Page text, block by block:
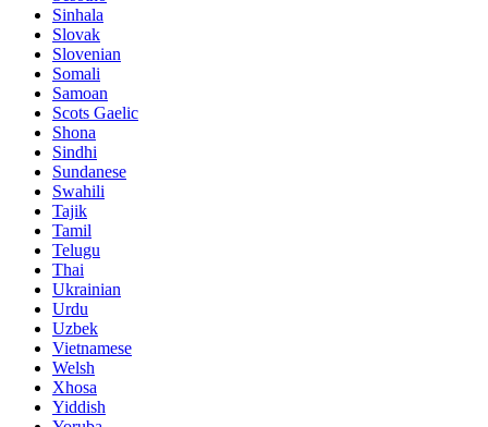
Sinhala
Slovak
Slovenian
Somali
Samoan
Scots Gaelic
Shona
Sindhi
Sundanese
Swahili
Tajik
Tamil
Telugu
Thai
Ukrainian
Urdu
Uzbek
Vietnamese
Welsh
Xhosa
Yiddish